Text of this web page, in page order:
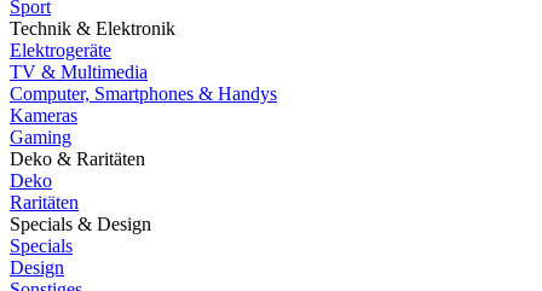
Sport
Technik & Elektronik
Elektrogeräte
TV & Multimedia
Computer, Smartphones & Handys
Kameras
Gaming
Deko & Raritäten
Deko
Raritäten
Specials & Design
Specials
Design